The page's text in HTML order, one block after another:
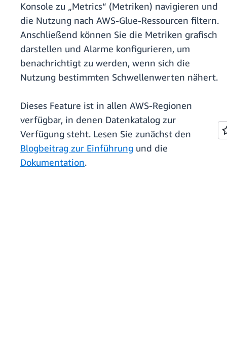
Konsole zu „Metrics“ (Metriken) navigieren und
die Nutzung nach AWS-Glue-Ressourcen filtern.
Anschließend können Sie die Metriken grafisch
darstellen und Alarme konfigurieren, um
benachrichtigt zu werden, wenn sich die
Nutzung bestimmten Schwellenwerten nähert.
Dieses Feature ist in allen AWS-Regionen
verfügbar, in denen Datenkatalog zur
Verfügung steht. Lesen Sie zunächst den
Blogbeitrag zur Einführung und die
Dokumentation.